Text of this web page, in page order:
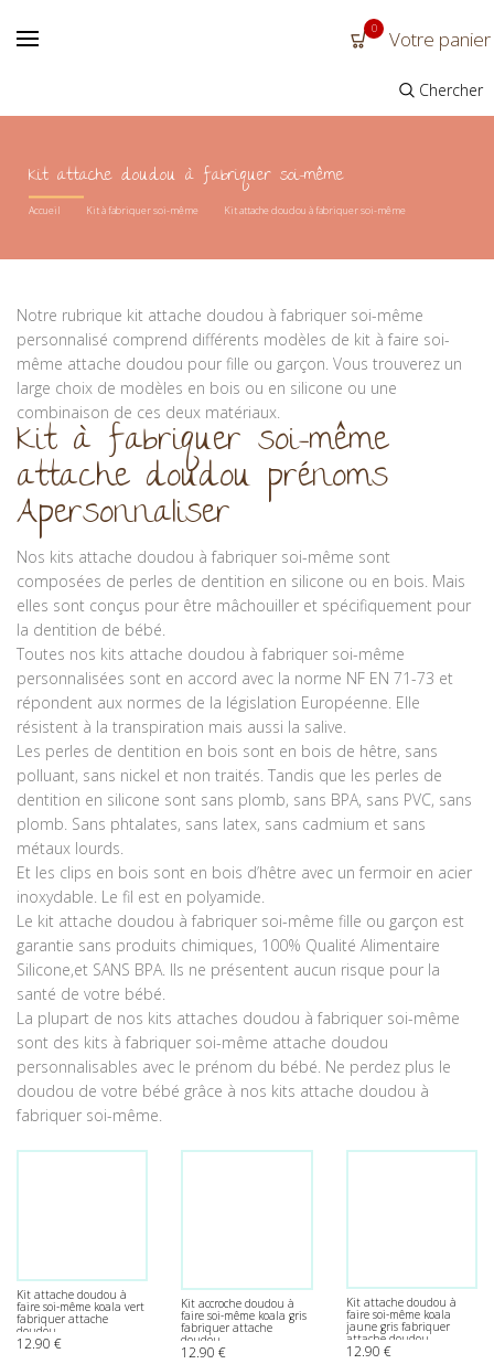
0 Votre panier
Chercher
Kit attache doudou à fabriquer soi-même
Accueil Kit à fabriquer soi-même Kit attache doudou à fabriquer soi-même
Notre rubrique kit attache doudou à fabriquer soi-même
personnalisé comprend différents modèles de kit à faire soi-
même attache doudou pour fille ou garçon. Vous trouverez un
large choix de modèles en bois ou en silicone ou une
combinaison de ces deux matériaux.
Kit à fabriquer soi-même
attache doudou prénoms
Apersonnaliser
Nos kits attache doudou à fabriquer soi-même sont
composées de perles de dentition en silicone ou en bois. Mais
elles sont conçus pour être mâchouiller et spécifiquement pour
la dentition de bébé.
Toutes nos kits attache doudou à fabriquer soi-même
personnalisées sont en accord avec la norme NF EN 71-73 et
répondent aux normes de la législation Européenne. Elle
résistent à la transpiration mais aussi la salive.
Les perles de dentition en bois sont en bois de hêtre, sans
polluant, sans nickel et non traités. Tandis que les perles de
dentition en silicone sont sans plomb, sans BPA, sans PVC, sans
plomb. Sans phtalates, sans latex, sans cadmium et sans
métaux lourds.
Et les clips en bois sont en bois d’hêtre avec un fermoir en acier
inoxydable. Le fil est en polyamide.
Le kit attache doudou à fabriquer soi-même fille ou garçon est
garantie sans produits chimiques, 100% Qualité Alimentaire
Silicone,et SANS BPA. Ils ne présentent aucun risque pour la
santé de votre bébé.
La plupart de nos kits attaches doudou à fabriquer soi-même
sont des kits à fabriquer soi-même attache doudou
personnalisables avec le prénom du bébé. Ne perdez plus le
doudou de votre bébé grâce à nos kits attache doudou à
fabriquer soi-même.
Kit attache doudou à
faire soi-même koala vert
fabriquer attache
doudou
12.90 €
Kit accroche doudou à
faire soi-même koala gris
fabriquer attache
doudou
12.90€
Kit attache doudou à
faire soi-même koala
jaune gris fabriquer
attache doudou
12.90 €